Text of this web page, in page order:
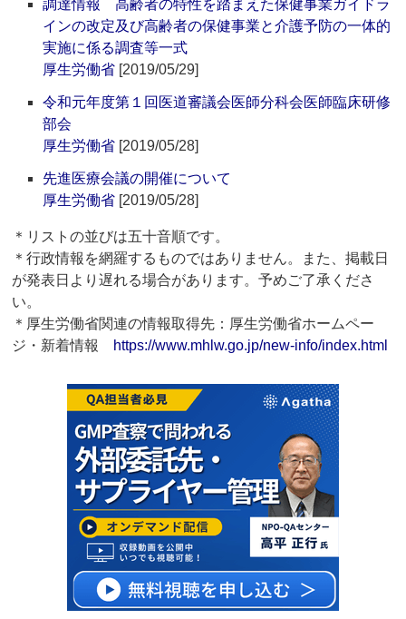
調達情報 高齢者の特性を踏まえた保健事業ガイドラ
インの改定及び高齢者の保健事業と介護予防の一体的
実施に係る調査等一式
厚生労働省 [2019/05/29]
令和元年度第１回医道審議会医師分科会医師臨床研修
部会
厚生労働省 [2019/05/28]
先進医療会議の開催について
厚生労働省 [2019/05/28]
＊リストの並びは五十音順です。
＊行政情報を網羅するものではありません。また、掲載日
が発表日より遅れる場合があります。予めご了承くださ
い。
＊厚生労働省関連の情報取得先：厚生労働省ホームペー
ジ・新着情報 https://www.mhlw.go.jp/new-info/index.html